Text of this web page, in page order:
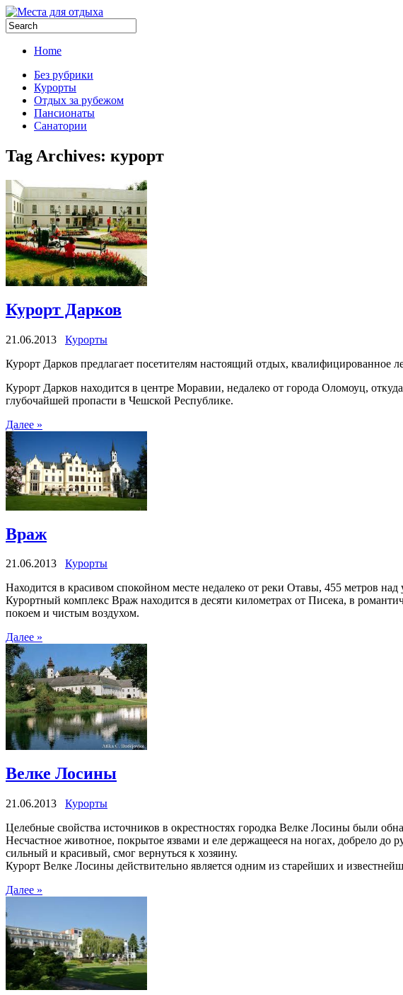
Home
Без рубрики
Курорты
Отдых за рубежом
Пансионаты
Санатории
Tag Archives: курорт
Курорт Дарков
21.06.2013
Курорты
Курорт Дарков предлагает посетителям настоящий отдых,
Курорт Дарков находится в центре Моравии, недалеко от города Оломоуц,
глубочайшей пропасти в Чешской Республике.
Далее »
Враж
21.06.2013
Курорты
Находится в красивом спокойном месте недалеко от реки Отавы, 455 метров
Курортный комплекс Враж находится в десяти километрах от Писека, в
покоем и чистым воздухом.
Далее »
Велке Лосины
21.06.2013
Курорты
Целебные свойства источников в окрестностях городка Велке Лосины были
Несчастное животное, покрытое язвами и еле держащееся на ногах, добрело до
сильный и красивый, смог вернуться к хозяину.
Курорт Велке Лосины действительно является одним из старейших и
Далее »